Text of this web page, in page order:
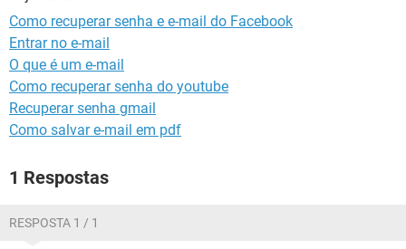
GUIA DE COMPRAS
Como recuperar senha e e-mail do Facebook
Entrar no e-mail
O que é um e-mail
Como recuperar senha do youtube
Recuperar senha gmail
Como salvar e-mail em pdf
1 Respostas
RESPOSTA 1 / 1